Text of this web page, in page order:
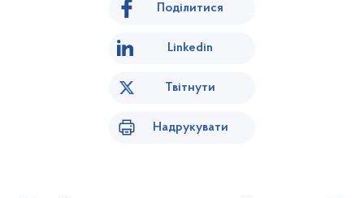
Поділитися
Linkedin
Твітнути
Надрукувати